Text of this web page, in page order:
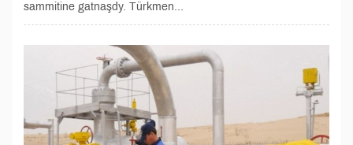
sammitine gatnaşdy. Türkmen...